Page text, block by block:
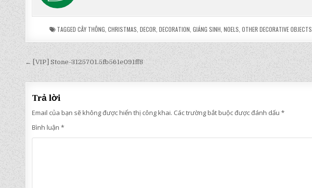
TAGGED CÂY THÔNG CHRISTMAS DECOR DECORATION GIÁNG SINH NOELS OTHER DECORATIVE OBJECTS
Điều
hướng
bài
viết
← [VIP] Stone-3125701.5fb561e091ff8
Trả lời
Email của bạn sẽ không được hiển thị công khai. Các trường bắt buộc được đánh dấu*
Bình luận*